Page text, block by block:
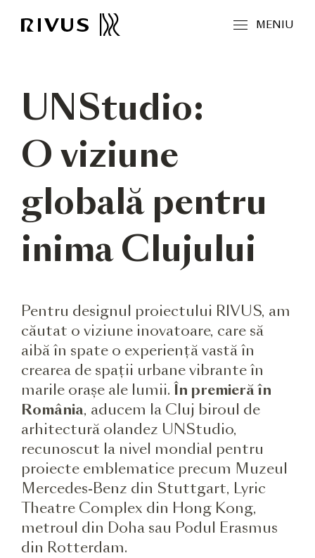
MENIU
UNStudio:
O viziune
globală pentru
inima Clujului
Pentru designul proiectului RIVUS, am
căutat o viziune inovatoare, care să
aibă în spate o experiență vastă în
crearea de spații urbane vibrante în
marile orașe ale lumii. În premieră în
România, aducem la Cluj biroul de
arhitectură olandez UNStudio,
recunoscut la nivel mondial pentru
proiecte emblematice precum Muzeul
Mercedes-Benz din Stuttgart, Lyric
Theatre Complex din Hong Kong,
metroul din Doha sau Podul Erasmus
din Rotterdam.